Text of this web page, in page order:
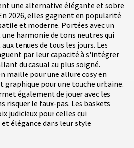
une alternative élégante et sobre
2026, elles gagnent en popularité
et moderne. Portées avec un
harmonie de tons neutres qui
tenues de tous les jours. Les
par leur capacité à s'intégrer
du casual au plus soigné.
maille pour une allure cosy en
graphique pour une touche urbaine.
également de jouer avec les
risquer le faux-pas. Les baskets
judicieux pour celles qui
élégance dans leur style